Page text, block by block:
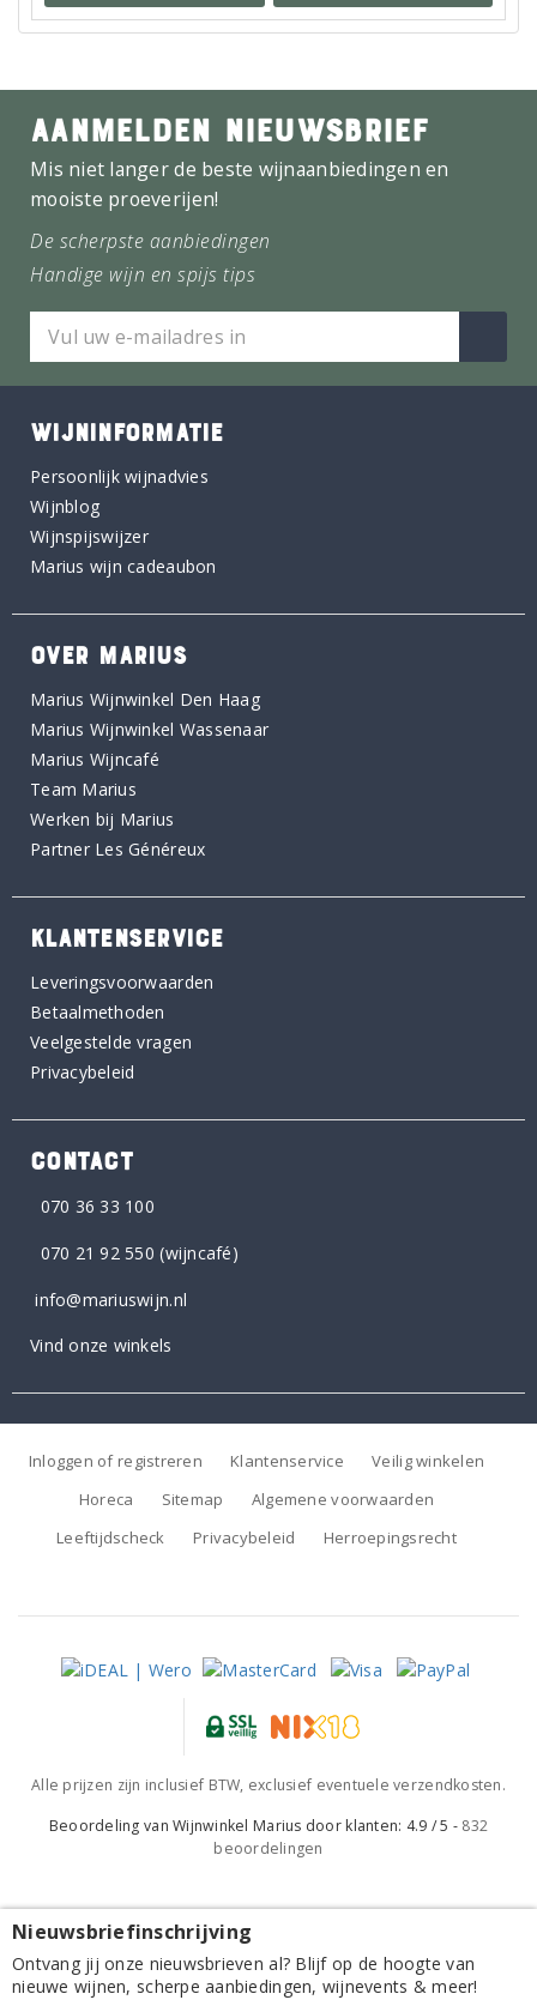
Bodegas Piqueras Almansa Black Label Syrah-
Monastrell 2024
7,90
AANMELDEN NIEUWSBRIEF
Mis niet langer de beste wijnaanbiedingen en
mooiste proeverijen!
De scherpste aanbiedingen
Handige wijn en spijs tips
WIJNINFORMATIE
Persoonlijk wijnadvies
Wijnblog
Wijnspijswijzer
Marius wijn cadeaubon
OVER MARIUS
Marius Wijnwinkel Den Haag
Marius Wijnwinkel Wassenaar
Marius Wijncafé
Team Marius
Werken bij Marius
Partner Les Généreux
KLANTENSERVICE
Leveringsvoorwaarden
Betaalmethoden
Veelgestelde vragen
Privacybeleid
CONTACT
070 36 33 100
070 21 92 550 (wijncafé)
info@mariuswijn.nl
Vind onze winkels
Inloggen of registreren Klantenservice
Veilig winkelen
Horeca
Sitemap
Algemene voorwaarden
Leeftijdscheck
Privacybeleid Herroepingsrecht
Alle prijzen zijn inclusief BTW, exclusief eventuele verzendkosten.
Beoordeling vanWijnwinkel Marius door klanten: 4.9 /5 - 832
beoordelingen
Nieuwsbriefinschrijving
Ontvang jij onze nieuwsbrieven al? Blijf op de hoogte van
nieuwe wijnen, scherpe aanbiedingen, wijnevents & meer!